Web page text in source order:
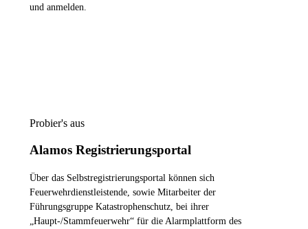
und anmelden.
Probier's aus
Alamos Registrierungsportal
Über das Selbstregistrierungsportal können sich
Feuerwehrdienstleistende, sowie Mitarbeiter der
Führungsgruppe Katastrophenschutz, bei ihrer
„Haupt-/Stammfeuerwehr“ für die Alarmplattform des